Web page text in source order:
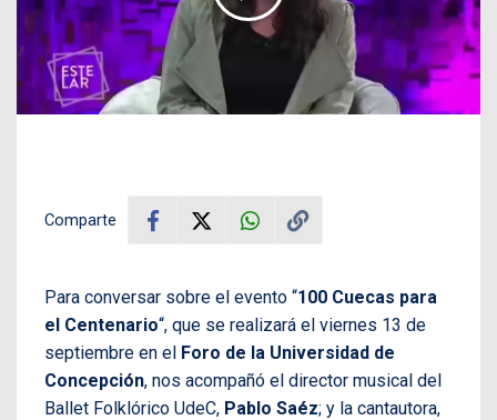
Comparte
Para conversar sobre el evento “100 Cuecas para
el Centenario“, que se realizará el viernes 13 de
septiembre en el Foro de la Universidad de
Concepción, nos acompañó el director musical del
Ballet Folklórico UdeC, Pablo Saéz; y la cantautora,